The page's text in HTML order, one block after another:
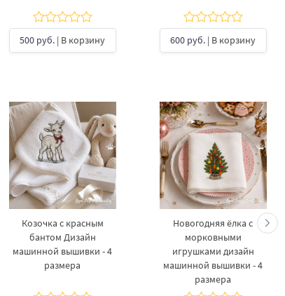
500 руб. | В корзину 600 руб. | В корзину
Козочка с красным
бантом Дизайн
машинной вышивки - 4
размера
Новогодняя ёлка с
морковными
игрушками дизайн
машинной вышивки - 4
размера